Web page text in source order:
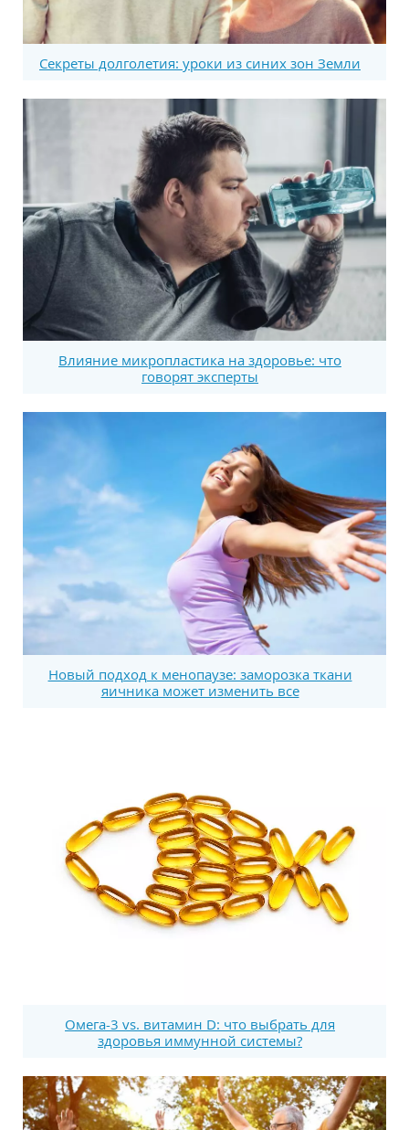
Секреты долголетия: уроки из синих зон Земли
Влияние микропластика на здоровье: что
говорят эксперты
Новый подход к менопаузе: заморозка ткани
яичника может изменить все
Омега-3 vs. витамин D: что выбрать для
здоровья иммунной системы?